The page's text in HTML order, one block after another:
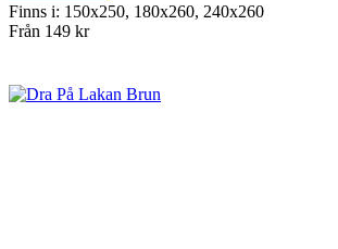
Finns i: 150x250, 180x260, 240x260
Från 149 kr